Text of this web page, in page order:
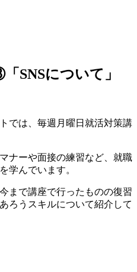
SNSについて」
では、毎週月曜日就活対策講
ナーや面接の練習など、就職
学んでいます。
まで講座で行ったものの復習
ろうスキルについて紹介して